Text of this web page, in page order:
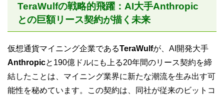
TeraWulfの戦略的飛躍：AI大手Anthropic
との巨額リース契約が描く未来
仮想通貨マイニング企業であるTeraWulfが、AI開発大手
Anthropicと190億ドルにも上る20年間のリース契約を締
結したことは、マイニング業界に新たな潮流を生み出す可
能性を秘めています。この契約は、同社が従来のビットコ